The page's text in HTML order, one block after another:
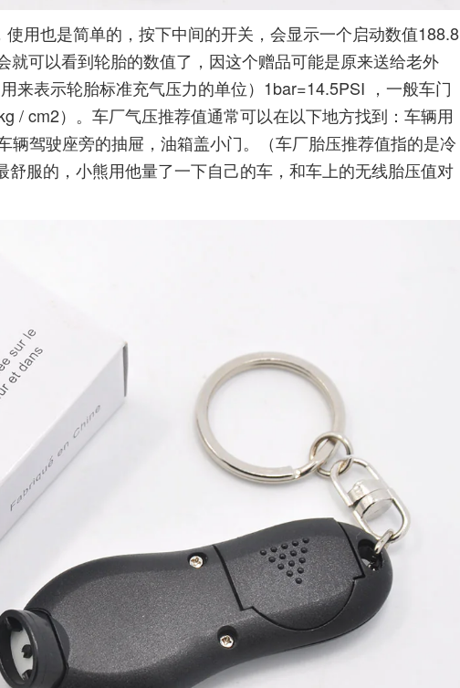
用也是简单的，按下中间的开关，会显示一个启动数值188.8
可以看到轮胎的数值了，因这个赠品可能是原来送给老外
来表示轮胎标准充气压力的单位）1bar=14.5PSI ，一般车门
/ cm2）。车厂气压推荐值通常可以在以下地方找到：车辆用
辆驾驶座旁的抽屉，油箱盖小门。（车厂胎压推荐值指的是冷
服的，小熊用他量了一下自己的车，和车上的无线胎压值对